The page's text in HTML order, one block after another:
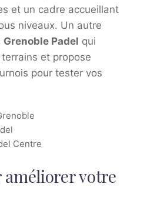
et un cadre accueillant
niveaux. Un autre
Grenoble Padel qui
et propose
pour tester vos
Centre
améliorer votre